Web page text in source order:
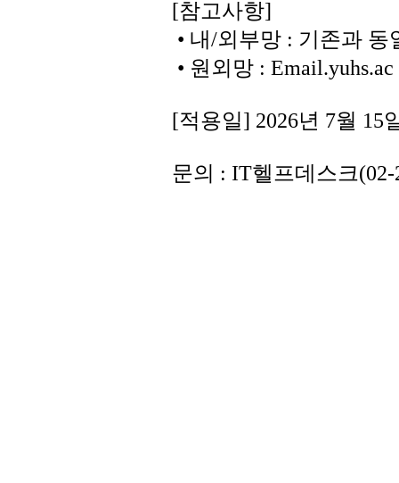
[참고사항]
• 내/외부망 : 기존과
• 원외망 : Email.yuhs.ac
[적용일] 2026년 7월 15
문의 : IT헬프데스크(02-